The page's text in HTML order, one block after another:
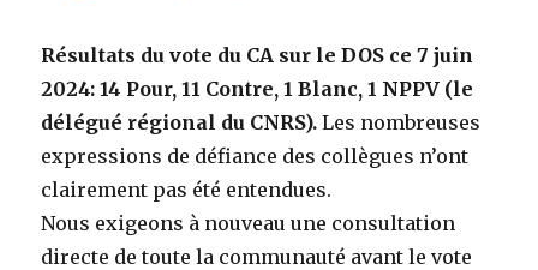
Résultats du vote du CA sur le DOS ce 7 juin
2024: 14 Pour, 11 Contre, 1 Blanc, 1 NPPV (le
délégué régional du CNRS). Les nombreuses
expressions de défiance des collègues n’ont
clairement pas été entendues.
Nous exigeons à nouveau une consultation
directe de toute la communauté avant le vote